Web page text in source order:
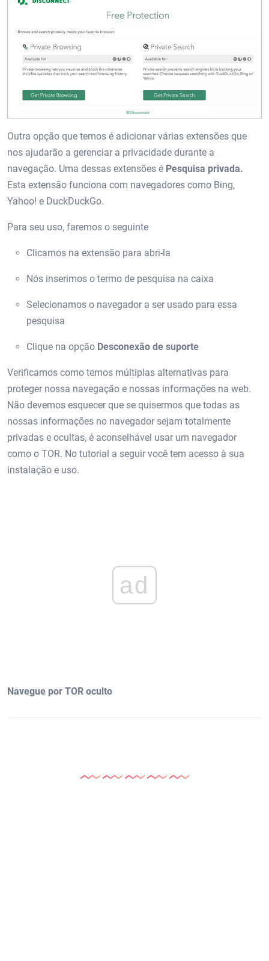
Outra opção que temos é adicionar várias extensões que
nos ajudarão a gerenciar a privacidade durante a
navegação. Uma dessas extensões é Pesquisa privada.
Esta extensão funciona com navegadores como Bing,
Yahoo! e DuckDuckGo.
Para seu uso, faremos o seguinte
Clicamos na extensão para abri-la
Nós inserimos o termo de pesquisa na caixa
Selecionamos o navegador a ser usado para essa
pesquisa
Clique na opção Desconexão de suporte
Verificamos como temos múltiplas alternativas para
proteger nossa navegação e nossas informações na web.
Não devemos esquecer que se quisermos que todas as
nossas informações no navegador sejam totalmente
privadas e ocultas, é aconselhável usar um navegador
como o TOR. No tutorial a seguir você tem acesso à sua
instalação e uso.
ad
Navegue por TOR oculto